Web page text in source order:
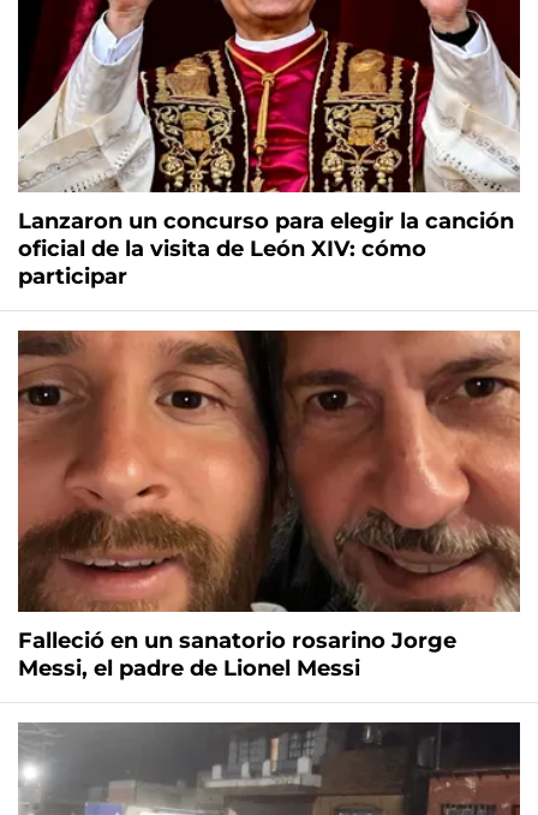
Lanzaron un concurso para elegir la canción
oficial de la visita de León XIV: cómo
participar
Falleció en un sanatorio rosarino Jorge
Messi, el padre de Lionel Messi